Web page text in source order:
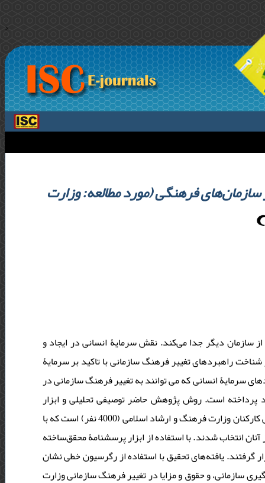
>
سازمان‌های فرهنگی (مورد مطالعه: وزارت
سازمان دیگر جدا می‌کند. نقش سرمایۀ انسانی در ایجاد و
راهبردهای تغییر فرهنگ سازمانی با تاکید بر سرمایۀ
انسانی که می توانند به تغییر فرهنگ سازمانی در
است. روش پژوهش حاضر توصیفی تحلیلی و ابزار
گردآوری اطلاعات مطالعات کتابخانه‌ای و میدانی است. جامعۀ آماری شامل تمامی کارکنان وزارت فرهنگ و ارشاد اسلامی (4000 نفر) است که با
نمونه‌گیری تصادفی ساده بر اساس جدول مورگان، 384 نفر از آنان انتخاب شدند. با استفاده از ابزار پرسشنامۀ محقق‌ساخته
قرار گرفتند. یافته‌های تحقیق با استفاده از رگرسیون خطی نشان
سازمانی، و حقوق و مزایا در تغییر فرهنگ سازمانی وزارت